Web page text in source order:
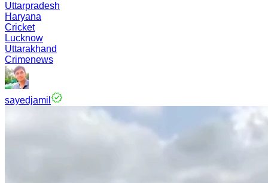
Uttarpradesh
Haryana
Cricket
Lucknow
Uttarakhand
Crimenews
sayedjamil